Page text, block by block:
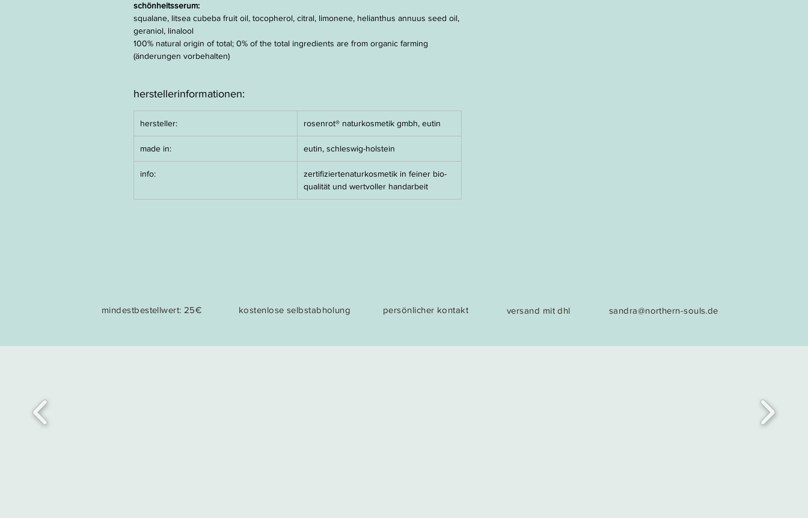
schönheitsserum:
squalane, litsea cubeba fruit oil, tocopherol, citral, limonene, helianthus annuus seed oil,
geraniol, linalool
100% natural origin of total; 0% of the total ingredients are from organic farming
(änderungen vorbehalten)
herstellerinformationen:
hersteller: rosenrot® naturkosmetik gmbh, eutin
made in: eutin, schleswig-holstein
info:
zertifiziertenaturkosmetik in feiner bio-
qualität und wertvoller handarbeit
mindestbestellwert: 25€ kostenlose selbstabholung persönlicher kontakt versand mit dhl sandra@northern-souls.de